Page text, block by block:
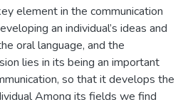
element in the communication
an individual’s ideas and
oral language, and the
lies in its being an important
so that it develops the
Among its fields we find